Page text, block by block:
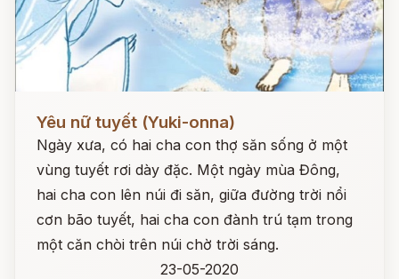
Yêu nữ tuyết (Yuki-onna)
Ngày xưa, có hai cha con thợ săn sống ở một
vùng tuyết rơi dày đặc. Một ngày mùa Đông,
hai cha con lên núi đi săn, giữa đường trời nổi
cơn bão tuyết, hai cha con đành trú tạm trong
một căn chòi trên núi chờ trời sáng.
23-05-2020